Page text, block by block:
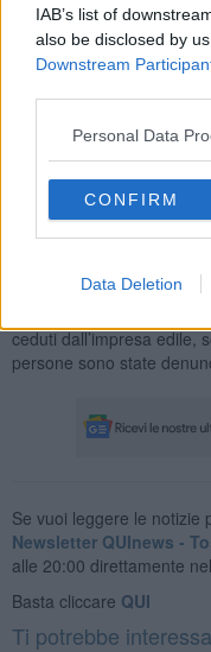
IAB’s list of
also be disclosed by
Downstream
Personal Data
CONFIRM
Data Deletion
I successivi
generazione dei crediti
soggetti fra Calabria,
Emilia Romagna - hanno
Nello specifico, sono
addirittura, da soggetti
ceduti dall’impresa edile,
persone sono state
Se vuoi leggere le notizie
Newsletter QUInews -
alle 20:00 direttamente
Basta cliccare QUI
Ti potrebbe